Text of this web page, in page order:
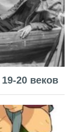
20 веков